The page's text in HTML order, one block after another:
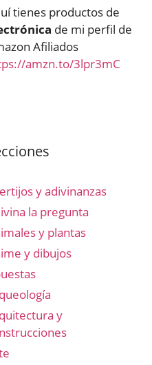
tienes productos de
de mi perfil de
Afiliados
amzn.to/3lpr3mC
y adivinanzas
la pregunta
y plantas
y dibujos
y